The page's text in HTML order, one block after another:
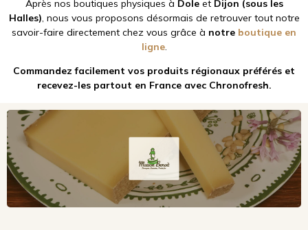
Actualités
La fromagerie Maison Benoit
Après nos boutiques physiques à Doleet Dijon (sous les
Halles), nous vous proposons désormais de retrouver tout notre
savoir-faire directement chez vous grâce à notre boutique en
ligne.
Commandez facilement vos produits régionaux préférés et
recevez-les partout en France avec Chronofresh.